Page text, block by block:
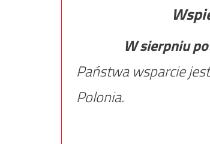
W sierpniu
Państwa wsparcie
Polonia.